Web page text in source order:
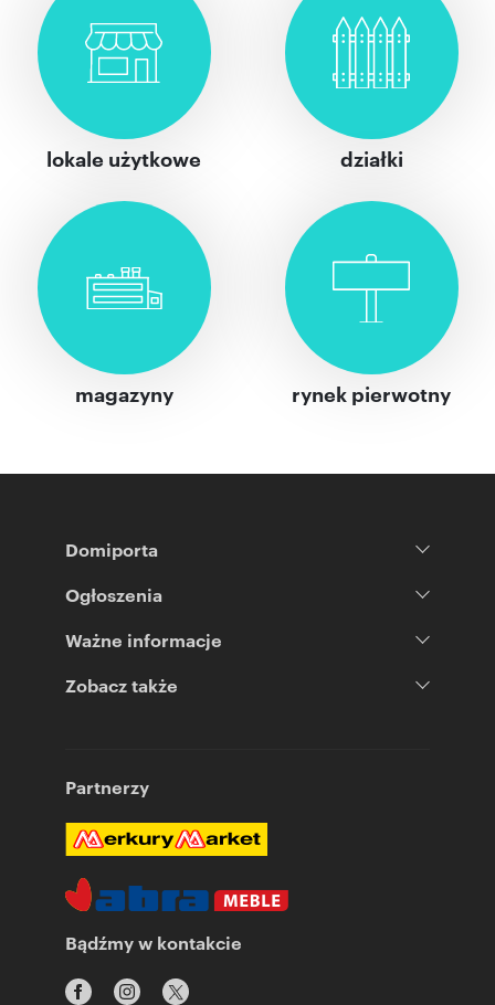
lokale użytkowe działki
magazyny rynek pierwotny
Domiporta
Ogłoszenia
Ważne informacje
Zobacz także
Partnerzy
Bądźmy w kontakcie